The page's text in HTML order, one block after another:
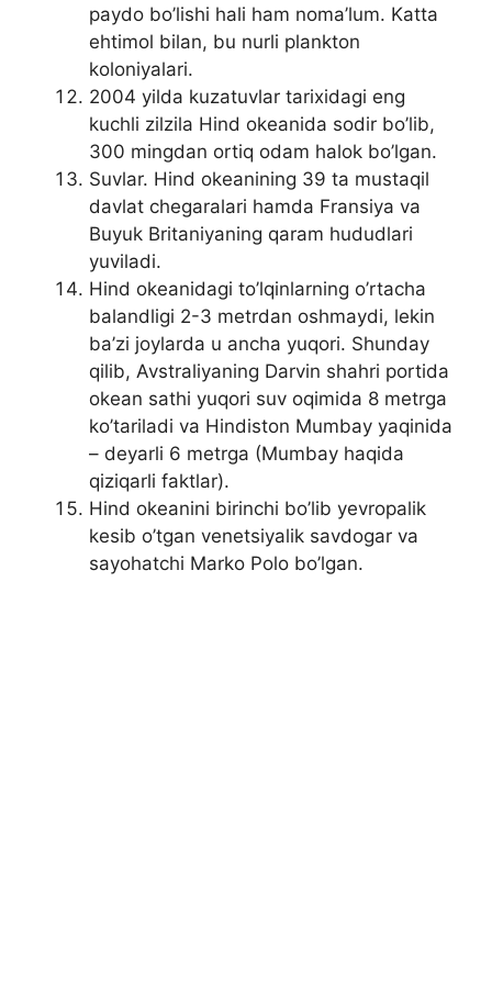
paydo bo’lishi hali ham noma’lum. Katta
ehtimol bilan, bu nurli plankton
koloniyalari.
2004 yilda kuzatuvlar tarixidagi eng
kuchli zilzila Hind okeanida sodir bo’lib,
300 mingdan ortiq odam halok bo’lgan.
Suvlar. Hind okeanining 39 ta mustaqil
davlat chegaralari hamda Fransiya va
Buyuk Britaniyaning qaram hududlari
yuviladi.
Hind okeanidagi to’lqinlarning o’rtacha
balandligi 2-3 metrdan oshmaydi, lekin
ba’zi joylarda u ancha yuqori. Shunday
qilib, Avstraliyaning Darvin shahri portida
okean sathi yuqori suv oqimida 8 metrga
ko’tariladi va Hindiston Mumbay yaqinida
– deyarli 6 metrga (Mumbay haqida
qiziqarli faktlar).
Hind okeanini birinchi bo’lib yevropalik
kesib o’tgan venetsiyalik savdogar va
sayohatchi Marko Polo bo’lgan.